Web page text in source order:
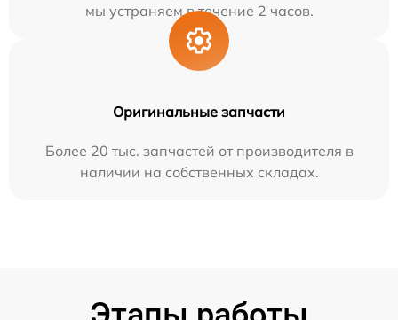
мы устраняем в течение 2 часов.
Оригинальные запчасти
Более 20 тыс. запчастей от производителя в
наличии на собственных складах.